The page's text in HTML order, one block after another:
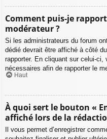
Comment puis-je
modérateur ?
Si les administrateurs du forum
dédié devrait être affiché à côté
rapporter. En cliquant sur celui-
nécessaires afin de rapporter le
Haut
À quoi sert le bouton «
affiché lors de la
Il vous permet d’enregistrer